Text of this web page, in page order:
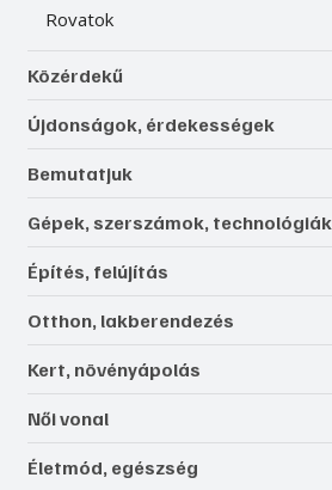
Rovatok
Közérdekű
Újdonságok, érdekességek
Bemutatjuk
Gépek, szerszámok, technológiák
Építés, felújítás
Otthon, lakberendezés
Kert, növényápolás
Női vonal
Életmód, egészség